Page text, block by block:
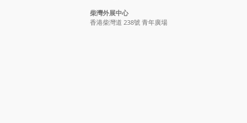
​柴灣外展中心
香港柴灣道 238號 青年廣場